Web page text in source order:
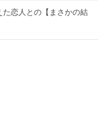
恋人との【まさかの結